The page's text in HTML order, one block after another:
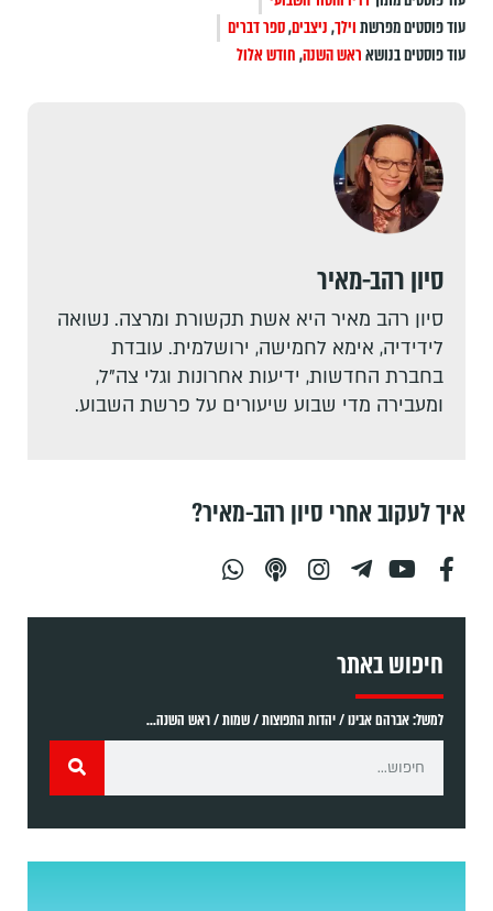
עוד פוסטים מפרשתוילך,ניצבים,ספר דברים
עוד פוסטים בנושאראש השנה,חודש אלול
סיון רהב-מאיר
סיון רהב מאיר היא אשת תקשורת ומרצה. נשואה
לידידיה, אימא לחמישה, ירושלמית. עובדת
בחברת החדשות, ידיעות אחרונות וגלי צה"ל,
ומעבירה מדי שבוע שיעורים על פרשת השבוע.
איך לעקוב אחרי סיון רהב-מאיר?
חיפוש באתר
למשל: אברהם אבינו / יהדות התפוצות / שמות / ראש השנה...